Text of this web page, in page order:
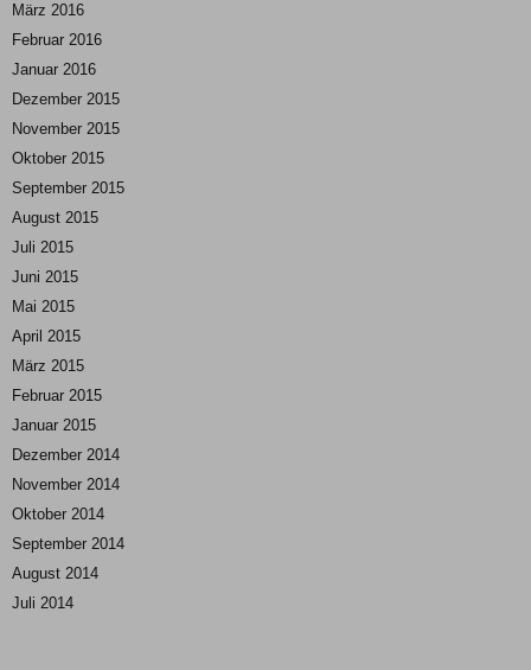
März 2016
Februar 2016
Januar 2016
Dezember 2015
November 2015
Oktober 2015
September 2015
August 2015
Juli 2015
Juni 2015
Mai 2015
April 2015
März 2015
Februar 2015
Januar 2015
Dezember 2014
November 2014
Oktober 2014
September 2014
August 2014
Juli 2014